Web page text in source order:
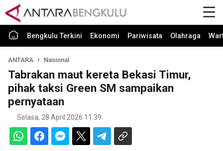
Bengkulu Terkini Ekonomi Pariwisata Olahraga
ANTARA Nasional
Tabrakan maut kereta Bekasi Timur,
pihak taksi Green SM sampaikan
pernyataan
Selasa, 28 April 2026 11:39